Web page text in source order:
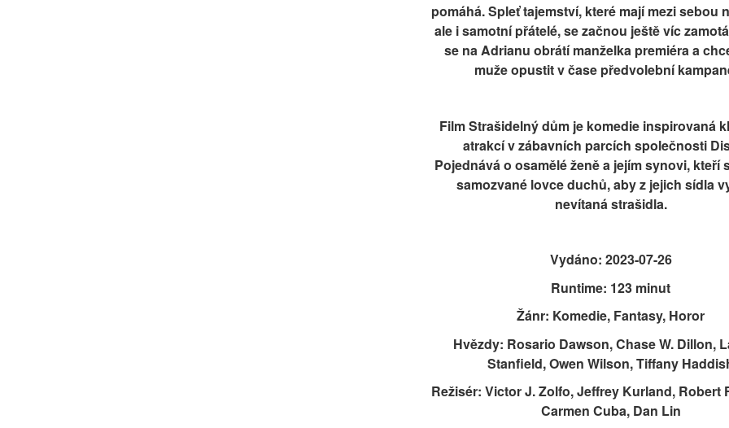
pomáhá. Spleť tajemství, které mají mezi sebou
ale i samotní přátelé, se začnou ještě víc
se na Adrianu obrátí manželka premiéra a
muže opustit v čase předvolební
Film Strašidelný dům je komedie inspirovaná
atrakcí v zábavních parcích společnosti
Pojednává o osamělé ženě a jejím synovi, kteří
samozvané lovce duchů, aby z jejich sídla
nevítaná strašidla.
Vydáno: 2023-07-26
Runtime: 123 minut
Žánr: Komedie, Fantasy, Horor
Hvězdy: Rosario Dawson, Chase W. Dillon,
Stanfield, Owen Wilson, Tiffany
Režisér: Victor J. Zolfo, Jeffrey Kurland, Robert
Carmen Cuba, Dan Lin